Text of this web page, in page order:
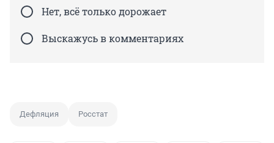
Нет, всё только дорожает
Выскажусь в комментариях
Дефляция Росстат